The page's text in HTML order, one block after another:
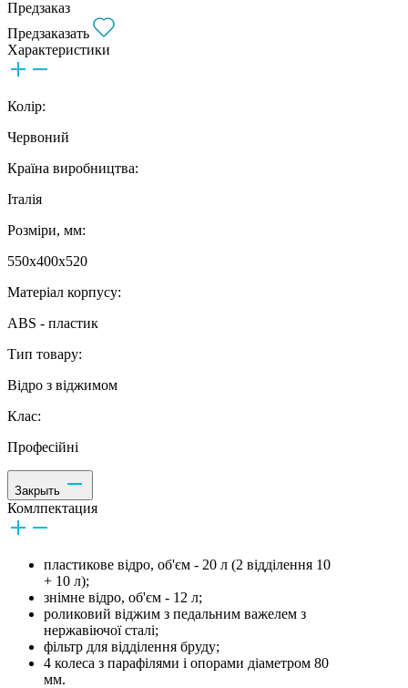
Предзаказ
Предзаказать
Характеристики
Колір:
Червоний
Країна виробництва:
Італія
Розміри, мм:
550x400x520
Матеріал корпусу:
ABS - пластик
Тип товару:
Відро з віджимом
Клас:
Професійні
Закрыть
Комлпектация
пластикове відро, об'єм - 20 л (2 відділення 10
+ 10 л);
знімне відро, об'єм - 12 л;
роликовий віджим з педальним важелем з
нержавіючої сталі;
фільтр для відділення бруду;
4 колеса з парафілями і опорами діаметром 80
мм.